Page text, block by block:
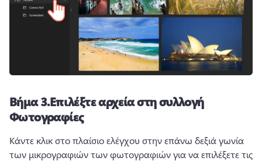
Βήμα 3.Επιλέξτε αρχεία στη συλλογή
Φωτογραφίες
Κάντε κλικ στο πλαίσιο ελέγχου στην επάνω δεξιά γωνία
των μικρογραφιών των φωτογραφιών για να επιλέξετε τις